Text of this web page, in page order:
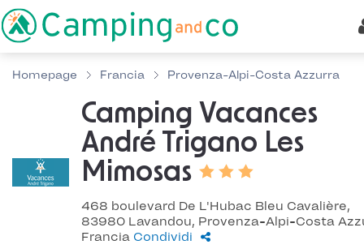
Homepage Francia Provenza-Alpi-Costa Azzurra
Camping Vacances
André Trigano Les
Mimosas
468 boulevard De L'Hubac Bleu Cavalière,
83980 Lavandou, Provenza-Alpi-Costa
Francia Condividi